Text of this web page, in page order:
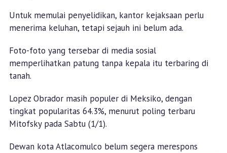
Untuk memulai penyelidikan, kantor kejaksaan perlu
menerima keluhan, tetapi sejauh ini belum ada.
Foto-foto yang tersebar di media sosial
memperlihatkan patung tanpa kepala itu terbaring di
tanah.
Lopez Obrador masih populer di Meksiko, dengan
tingkat popularitas 64.3%, menurut poling terbaru
Mitofsky pada Sabtu (1/1).
Dewan kota Atlacomulco belum segera merespons